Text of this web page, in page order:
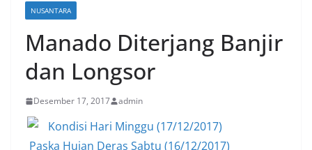
NUSANTARA
Manado Diterjang Banjir
dan Longsor
Desember 17, 2017 admin